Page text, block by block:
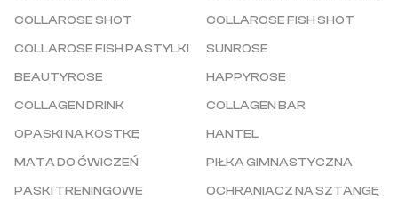
COLLAROSE SHOT
COLLAROSE FISH SHOT
COLLAROSE FISH PASTYLKI
SUNROSE
BEAUTYROSE
HAPPYROSE
COLLAGEN DRINK
COLLAGEN BAR
OPASKI NA KOSTKĘ
HANTEL
MATA DO ĆWICZEŃ
PIŁKA GIMNASTYCZNA
PASKI TRENINGOWE
OCHRANIACZ NA SZTANGĘ